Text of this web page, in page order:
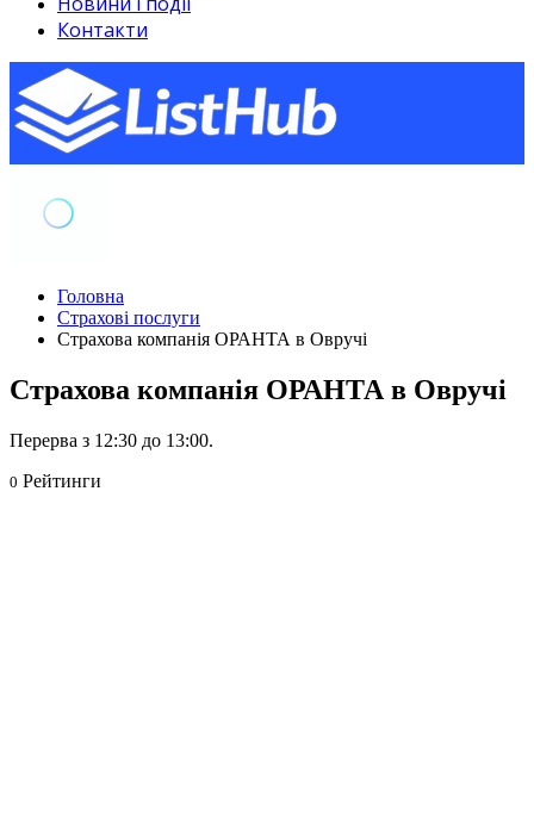
Контакти
Головна
Страхові послуги
Страхова компанія ОРАНТА в Овручі
Страхова компанія ОРАНТА в Овручі
Перерва з 12:30 до 13:00.
0 Рейтинги